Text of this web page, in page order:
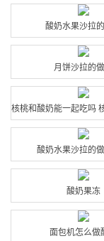
酸奶水果沙拉
月饼沙拉的
酸奶水果沙拉的
酸奶果冻
面包机怎么做